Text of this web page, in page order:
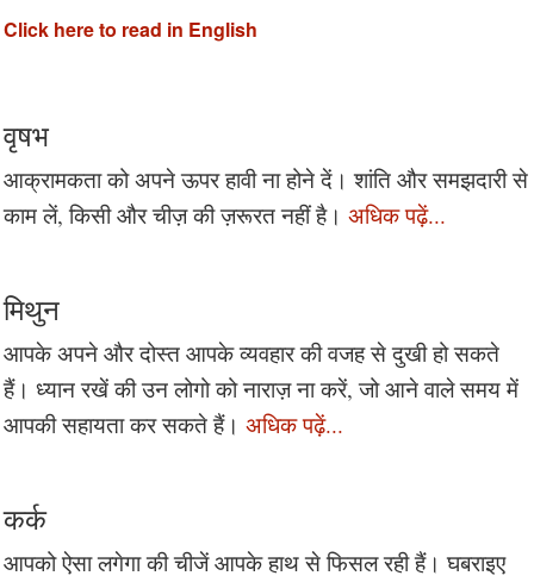
Click here to read in English
वृषभ
आक्रामकता को अपने ऊपर हावी ना होने दें। शांति और समझदारी से
काम लें, किसी और चीज़ की ज़रूरत नहीं है। अधिक पढ़ें...
मिथुन
आपके अपने और दोस्त आपके व्यवहार की वजह से दुखी हो सकते
हैं। ध्यान रखें की उन लोगो को नाराज़ ना करें, जो आने वाले समय में
आपकी सहायता कर सकते हैं। अधिक पढ़ें...
कर्क
आपको ऐसा लगेगा की चीजें आपके हाथ से फिसल रही हैं। घबराइए